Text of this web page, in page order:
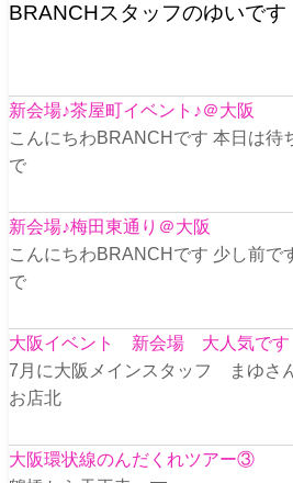
BRANCHスタッフのゆいです
新会場♪茶屋町イベント♪＠大阪
こんにちわBRANCHです 本日は待
で
新会場♪梅田東通り＠大阪
こんにちわBRANCHです 少し前で
で
大阪イベント 新会場 大人気です
7月に大阪メインスタッフ まゆさ
お店北
大阪環状線のんだくれツアー③